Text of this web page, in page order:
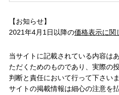
【お知らせ】
2021年4月1日以降の価格表示に関
当サイトに記載されている内容は
ただくためのものであり、実際の
判断と責任において行って下さい
サイトの掲載情報は細心の注意を